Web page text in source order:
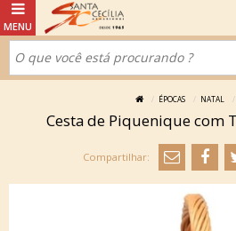
ÉPOCAS NATAL
Cesta de Piquenique com